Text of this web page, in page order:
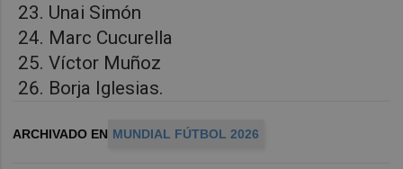
Unai Simón
Marc Cucurella
Víctor Muñoz
Borja Iglesias.
ARCHIVADO EN MUNDIAL FÚTBOL 2026